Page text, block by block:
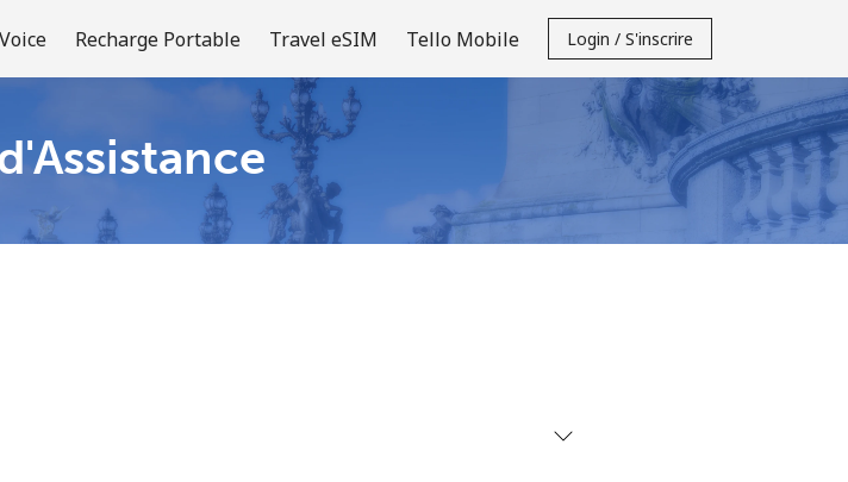
Recharge Portable Travel eSIM Tello Mobile Login / S'inscrire